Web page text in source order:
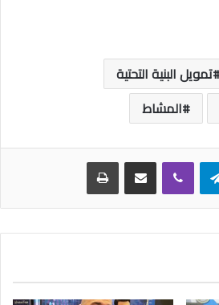
تمويل البنية التحتية
المشاط
تيلقرام